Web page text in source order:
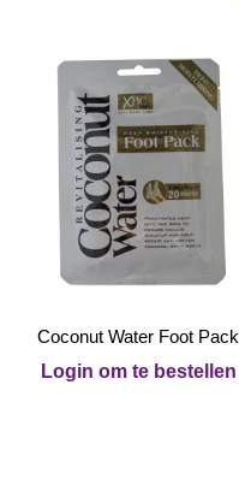
Coconut Water Foot Pack
Login om te bestellen